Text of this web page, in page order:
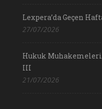
Lexpera’da Geçen
27/07/2026
Hukuk Muhakemeleri
III
21/07/2026